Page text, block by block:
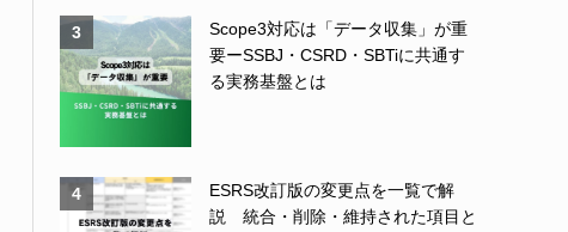
3
Scope3対応は「データ収集」が重
要ーSSBJ・CSRD・SBTiに共通す
る実務基盤とは
4
ESRS改訂版の変更点を一覧で解
説 統合・削除・維持された項目と